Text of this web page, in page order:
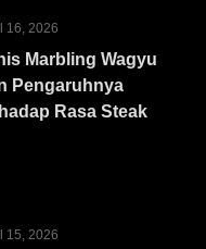
16, 2026
Marbling Wagyu
Pengaruhnya
Rasa Steak
15, 2026